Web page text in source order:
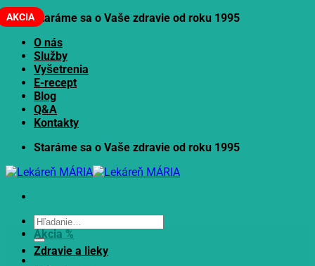
Skip
to
content
Staráme sa o Vaše zdravie od roku 1995
O nás
Služby
Vyšetrenia
E-recept
Blog
Q&A
Kontakty
Staráme sa o Vaše zdravie od roku 1995
Hľadať:
Akcia %
Zdravie a lieky
AKCIA